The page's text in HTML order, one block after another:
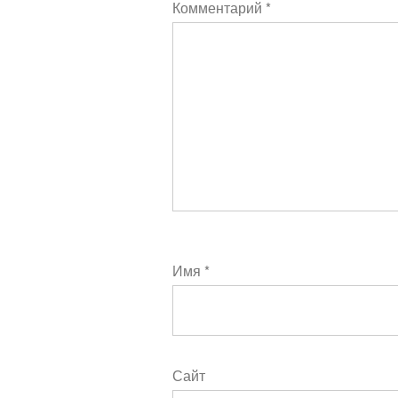
Комментарий *
Имя *
Сайт